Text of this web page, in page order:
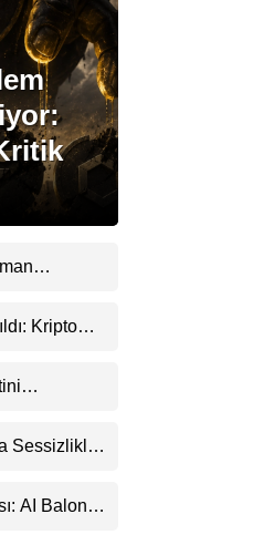
Facebook
Instagram
LinkedIn
Telegram
Kripto
Sessizlikle
AI Balonu